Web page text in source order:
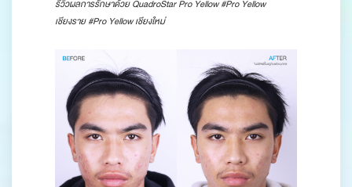
รีวิวผลการรักษาด้วย QuadroStar Pro Yellow #Pro Yellow
เชียงราย #Pro Yellow เชียงใหม่